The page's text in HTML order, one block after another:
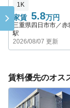
家賃 5.8万円
1K
三重県四日市市／赤
駅
2026/08/07 更新
賃料優先のオス